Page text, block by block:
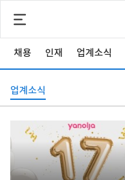
채용 인재 업계소식
업계소식